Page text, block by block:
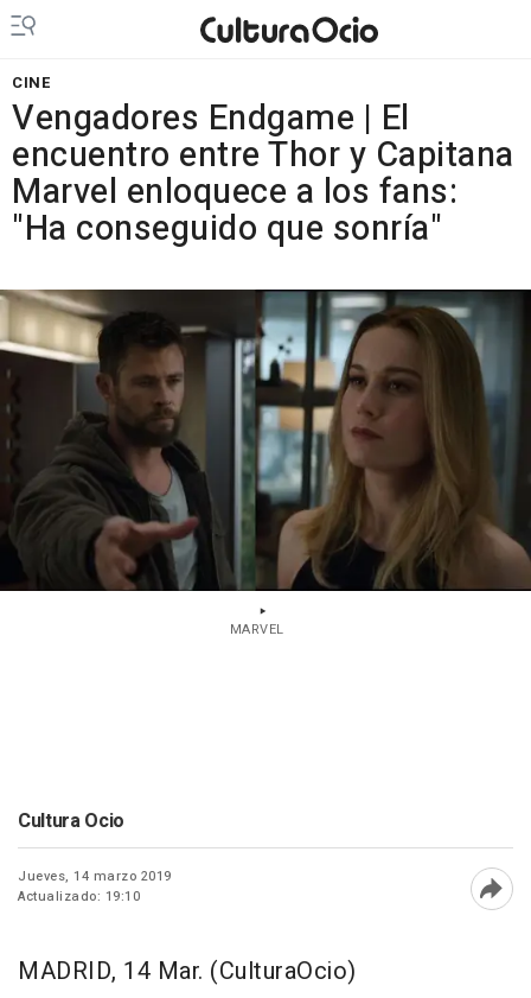
CINE
Vengadores Endgame | El
encuentro entre Thor y Capitana
Marvel enloquece a los fans:
"Ha conseguido que sonría"
MARVEL
Cultura Ocio
Jueves, 14 marzo 2019
Actualizado: 19:10
MADRID, 14 Mar. (CulturaOcio)